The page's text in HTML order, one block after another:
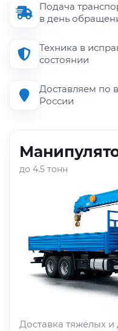
Подача
в день
Техника в
состоянии
Доставляем по
России
до 4.5 тонн
Доставка тяжёлых